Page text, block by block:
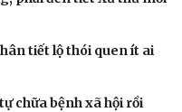
tiết lộ thói quen ít ai
chữa bệnh xã hội rồi